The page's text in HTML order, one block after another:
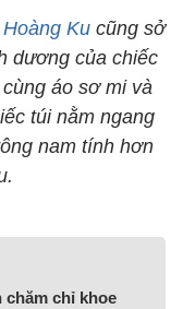
Hoàng Ku cũng sở
dương của chiếc
áo sơ mi và
túi nằm ngang
nam tính hơn
chăm chỉ khoe